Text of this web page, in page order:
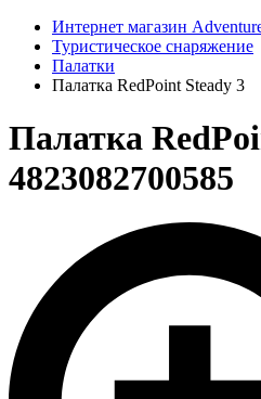
Интернет магазин
Туристическое снаряжение
Палатки
Палатка RedPoint Steady 3
Палатка
4823082700585